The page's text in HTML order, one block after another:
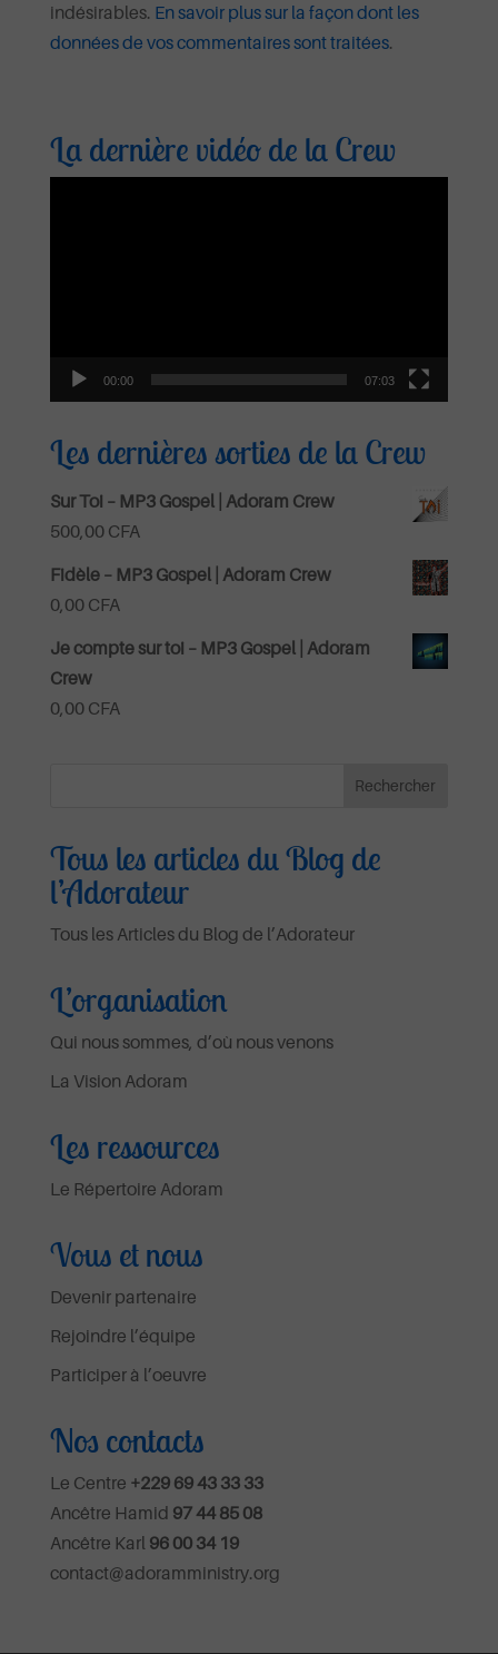
indésirables. En savoir plus sur la façon dont les
données de vos commentaires sont traitées.
La dernière vidéo de la Crew
00:00 07:03
Les dernières sorties de la Crew
Sur Toi – MP3 Gospel | Adoram Crew
500,00 CFA
Fidèle – MP3 Gospel | Adoram Crew
0,00 CFA
Je compte sur toi – MP3 Gospel | Adoram
Crew
0,00 CFA
Tous les articles du Blog de
l’Adorateur
Tous les Articles du Blog de l’Adorateur
L’organisation
Qui nous sommes, d’où nous venons
La Vision Adoram
Les ressources
Le Répertoire Adoram
Vous et nous
Devenir partenaire
Rejoindre l’équipe
Participer à l’oeuvre
Nos contacts
Le Centre +229 69 43 33 33
Ancêtre Hamid 97 44 85 08
Ancêtre Karl 96 00 34 19
contact@adoramministry.org